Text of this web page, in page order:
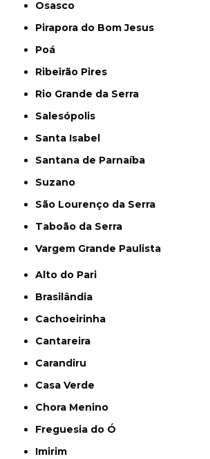
Osasco
Pirapora do Bom Jesus
Poá
Ribeirão Pires
Rio Grande da Serra
Salesópolis
Santa Isabel
Santana de Parnaíba
Suzano
São Lourenço da Serra
Taboão da Serra
Vargem Grande Paulista
Alto do Pari
Brasilândia
Cachoeirinha
Cantareira
Carandiru
Casa Verde
Chora Menino
Freguesia do Ó
Imirim